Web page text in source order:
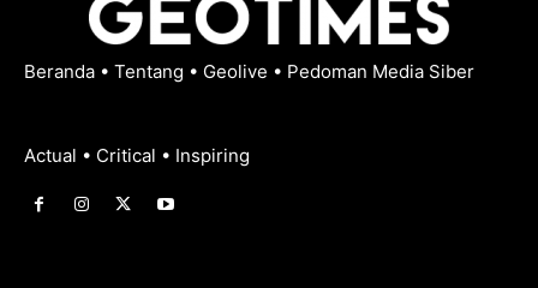
Beranda • Tentang • Geolive • Pedoman Media Siber
Actual • Critical • Inspiring